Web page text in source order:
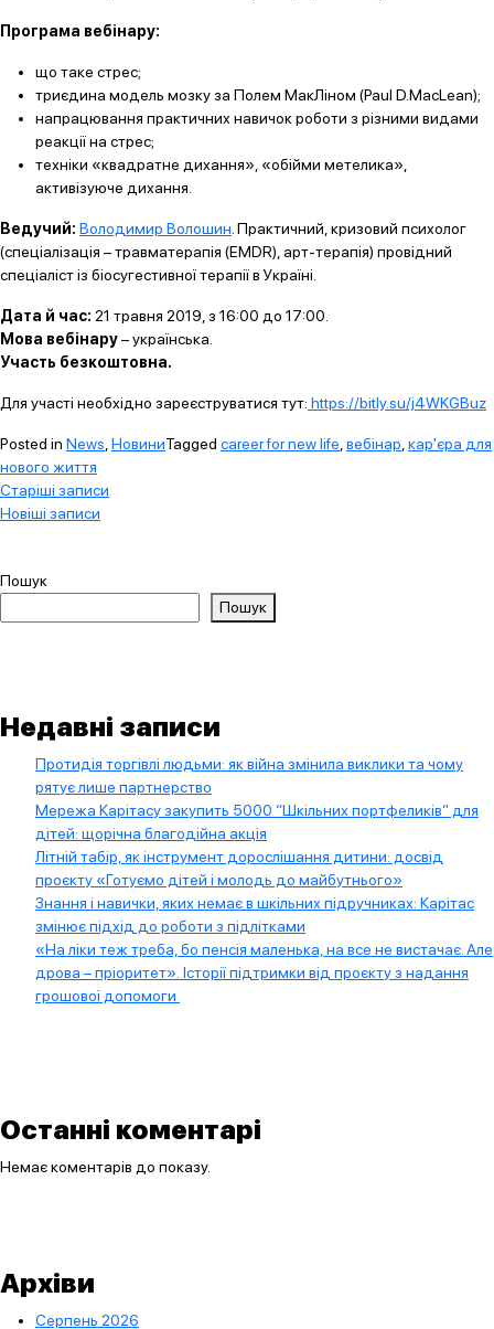
Програма вебінару:
що таке стрес;
триєдина модель мозку за Полем МакЛіном (Paul D.MacLean);
напрацювання практичних навичок роботи з різними видами
реакції на стрес;
техніки «квадратне дихання», «обійми метелика»,
активізуюче дихання.
Ведучий: Володимир Волошин . Практичний, кризовий психолог
(спеціалізація – травматерапія (EMDR), арт-терапія) провідний
спеціаліст із біосугестивної терапії в Україні.
Дата й час: 21 травня 2019, з 16:00 до 17:00.
Мова вебінару– українська.
Участь безкоштовна.
Для участі необхідно зареєструватися тут: https://bitly.su/j4WKGBuz
Posted in News НовиниTagged career for new life вебінар кар'єра для
нового життя
Навігація
за
Старіші записи
Новіші записи
Пошук
Пошук
Недавні записи
Протидія торгівлі людьми: як війна змінила виклики та чому
рятує лише партнерство
Мережа Карітасу закупить 5000 “Шкільних портфеликів” для
дітей: щорічна благодійна акція
Літній табір, як інструмент дорослішання дитини: досвід
проєкту «Готуємо дітей і молодь до майбутнього»
Знання і навички, яких немає в шкільних підручниках: Карітас
змінює підхід до роботи з підлітками
«На ліки теж треба, бо пенсія маленька, на все не вистачає. Але
дрова – пріоритет». Історії підтримки від проєкту з надання
грошової допомоги
Останні коментарі
Немає коментарів до показу.
Архіви
Серпень 2026